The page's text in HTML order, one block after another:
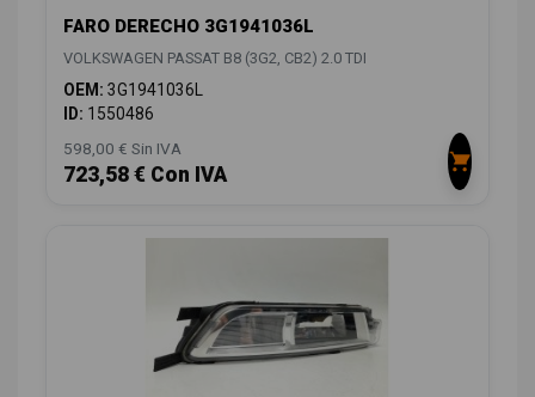
FARO DERECHO 3G1941036L
VOLKSWAGEN PASSAT B8 (3G2, CB2) 2.0 TDI
OEM: 3G1941036L
ID: 1550486
598,00 € Sin IVA
723,58 € Con IVA